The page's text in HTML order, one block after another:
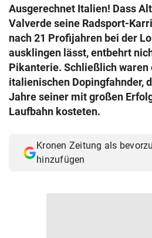
search
eingeben
Muthgasse 2, 1190 Wien
Ausgerechnet Italien! Dass
Valverde seine Radsport-
nach 21 Profijahren bei der
ausklingen lässt, entbehrt
Pikanterie. Schließlich waren
italienischen Dopingfahnder,
Jahre seiner mit großen
Laufbahn kosteten.
Kronen Zeitung als
hinzufügen